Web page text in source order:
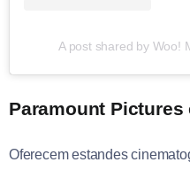
A post shared by Woo!
Paramount Pictures
Oferecem estandes